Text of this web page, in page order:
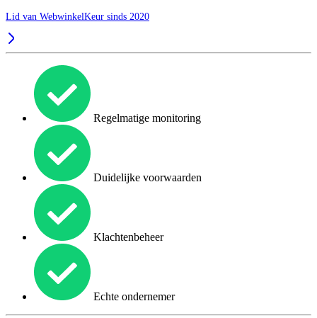
Lid van WebwinkelKeur sinds 2020
Regelmatige monitoring
Duidelijke voorwaarden
Klachtenbeheer
Echte ondernemer